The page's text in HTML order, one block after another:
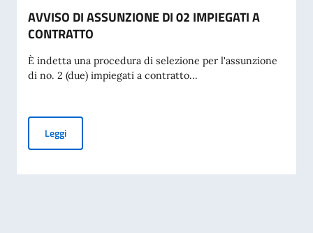
AVVISO DI ASSUNZIONE DI 02 IMPIEGATI A
CONTRATTO
È indetta una procedura di selezione per l'assunzione
di no. 2 (due) impiegati a contratto...
LeggiAVVISO DI ASSUNZIONE DI 02 IMPIEGATI A CONTRATTO